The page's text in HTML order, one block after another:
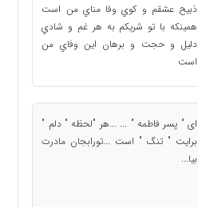
ذبيح عشقم و کوي وفا مناي من است
همينکه با تو شريکم به هر غم و شادي
دليل و حجت و برهان اين وفاي من
است
ای " پسر فاطمه " ... ...هر "لحظه " دلم "
برایت " تنگ " است ...تورابجان مادرت
بیا...